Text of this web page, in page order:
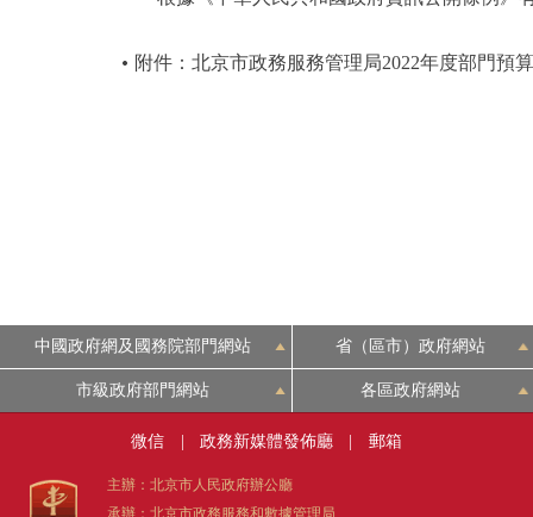
附件：北京市政務服務管理局2022年度部門預
中國政府網及國務院部門網站 省（區市）政府網站
市級政府部門網站 各區政府網站
微信 政務新媒體發佈廳 郵箱
主辦：北京市人民政府辦公廳
承辦：北京市政務服務和數據管理局